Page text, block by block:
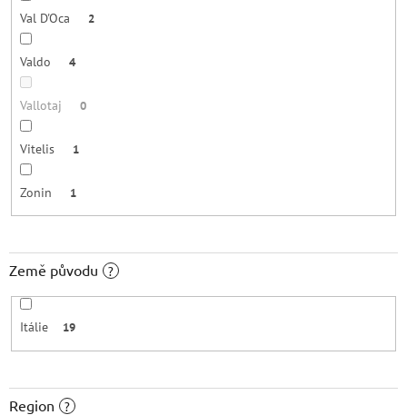
Val D'Oca 2
Valdo 4
Vallotaj 0
Vitelis 1
Zonin 1
Země původu ?
Itálie 19
Region ?